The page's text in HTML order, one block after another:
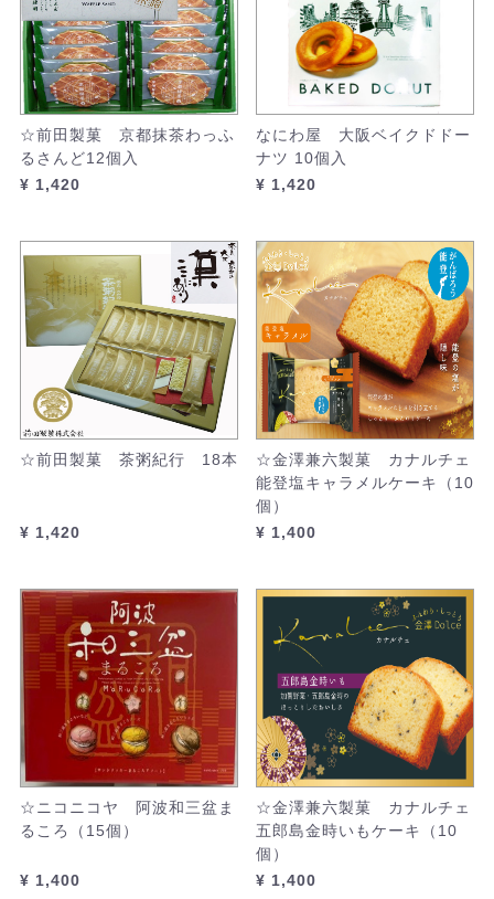
☆前田製菓 京都抹茶わっふ
るさんど12個入
¥ 1,420
なにわ屋 大阪ベイクドドー
ナツ 10個入
¥ 1,420
☆前田製菓 茶粥紀行 18本
¥ 1,420
☆金澤兼六製菓 カナルチェ
能登塩キャラメルケーキ（10
個）
¥ 1,400
☆ニコニコヤ 阿波和三盆ま
るころ（15個）
¥ 1,400
☆金澤兼六製菓 カナルチェ
五郎島金時いもケーキ（10
個）
¥ 1,400